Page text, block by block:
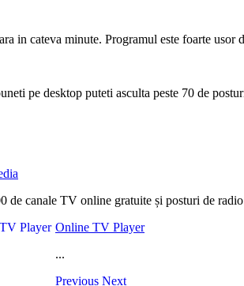
in cateva minute. Programul este foarte usor
pe desktop puteti asculta peste 70 de
de canale TV online gratuite și posturi de
Online TV Player
...
Previous Next